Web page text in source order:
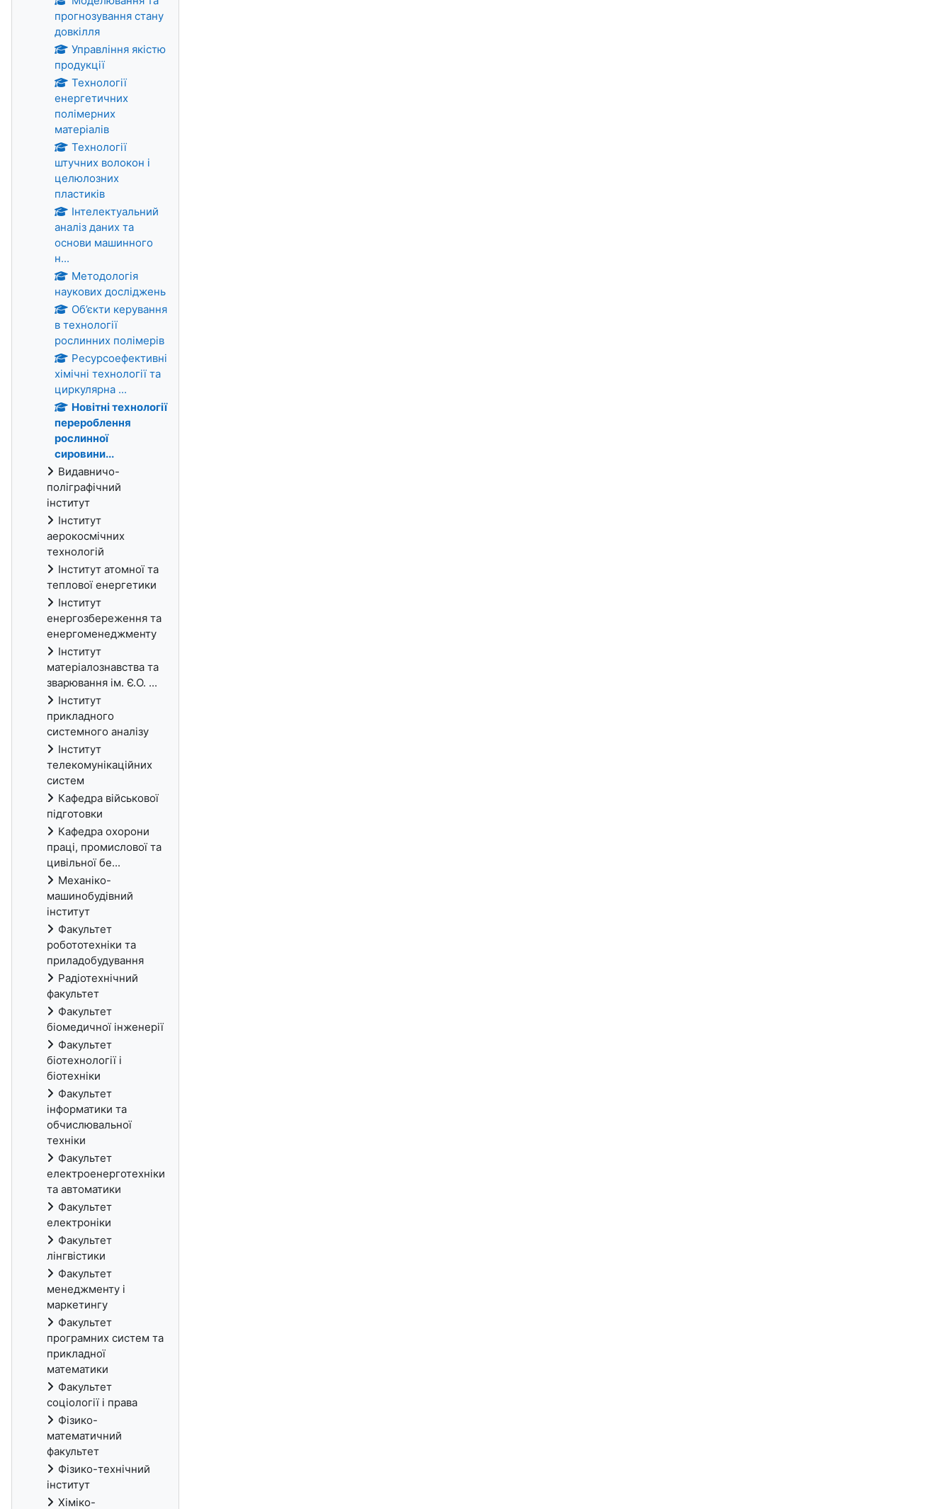
прогнозування стану
довкілля
Управління якістю
продукції
Технології
енергетичних
полімерних
матеріалів
Технології
штучних волокон і
целюлозних
пластиків
Інтелектуальний
аналіз даних та
основи машинного
н...
Методологія
наукових досліджень
Об’єкти керування
в технології
рослинних полімерів
Ресурсоефективні
хімічні технології та
циркулярна ...
Новітні технології
перероблення
рослинної
сировини...
Видавничо-
поліграфічний
інститут
Інститут
аерокосмічних
технологій
Інститут атомної та
теплової енергетики
Інститут
енергозбереження та
енергоменеджменту
Інститут
матеріалознавства та
зварювання ім. Є.О. ...
Інститут
прикладного
системного аналізу
Інститут
телекомунікаційних
систем
Кафедра військової
підготовки
Кафедра охорони
праці, промислової та
цивільної бе...
Механіко-
машинобудівний
інститут
Факультет
робототехніки та
приладобудування
Радіотехнічний
факультет
Факультет
біомедичної інженерії
Факультет
біотехнології і
біотехніки
Факультет
iнформатики та
обчислювальної
техніки
Факультет
електроенерготехніки
та автоматики
Факультет
електронiки
Факультет
лінгвістики
Факультет
менеджменту і
маркетингу
Факультет
програмних систем та
прикладної
математики
Факультет
соціології і права
Фiзико-
математичний
факультет
Фізико-технічний
інститут
Хіміко-